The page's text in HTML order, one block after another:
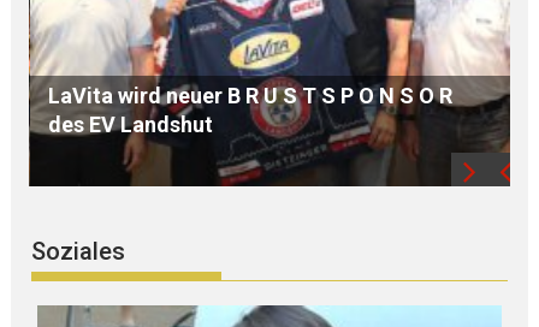
MdB Oßner: E L E K T R I F I Z I E R U N G der
Bahnstrecke MÜHLDORF-LANDSHUT stärkt
die Region
Soziales